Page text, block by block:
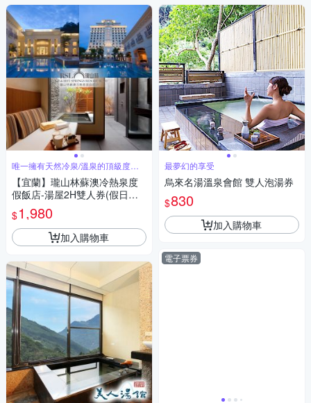
唯一擁有天然冷泉/溫泉的頂級度假
飯店
【宜蘭】瓏山林蘇澳冷熱泉度
假飯店-湯屋2H雙人券(假日不
加價)
$1,980
加入購物車
最夢幻的享受
烏來名湯溫泉會館 雙人泡湯券
$830
加入購物車
電子票券